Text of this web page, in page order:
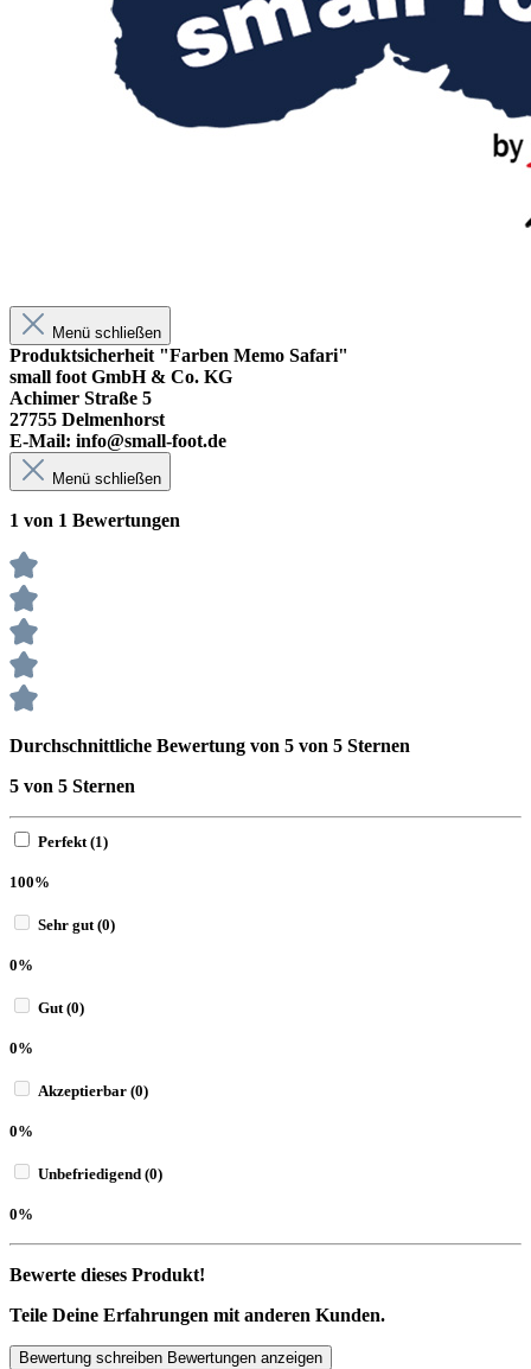
Menü schließen
Produktsicherheit "Farben Memo Safari"
small foot GmbH & Co. KG
Achimer Straße 5
27755 Delmenhorst
E-Mail: info@small-foot.de
Menü schließen
1 von 1 Bewertungen
Durchschnittliche Bewertung von 5 von 5 Sternen
5 von 5 Sternen
Perfekt (1)
100%
Sehr gut (0)
0%
Gut (0)
0%
Akzeptierbar (0)
0%
Unbefriedigend (0)
0%
Bewerte dieses Produkt!
Teile Deine Erfahrungen mit anderen Kunden.
Bewertung schreiben Bewertungen anzeigen